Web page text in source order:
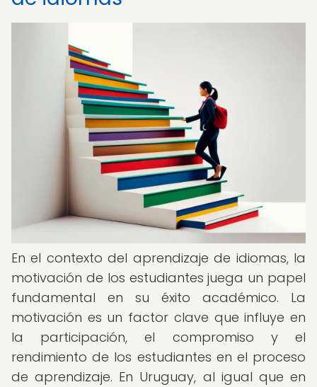
En el contexto del aprendizaje de idiomas, la
motivación de los estudiantes juega un papel
fundamental en su éxito académico. La
motivación es un factor clave que influye en
la participación, el compromiso y el
rendimiento de los estudiantes en el proceso
de aprendizaje. En Uruguay, al igual que en